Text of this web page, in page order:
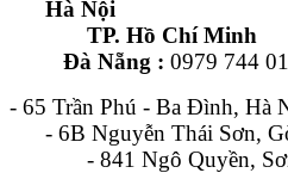
Hà
TP. Hồ
Đà Nẵng : 0979 744
- 65 Trần Phú -
- 6B Nguyễn Thái
- 841 Ngô Quyền, Sơn